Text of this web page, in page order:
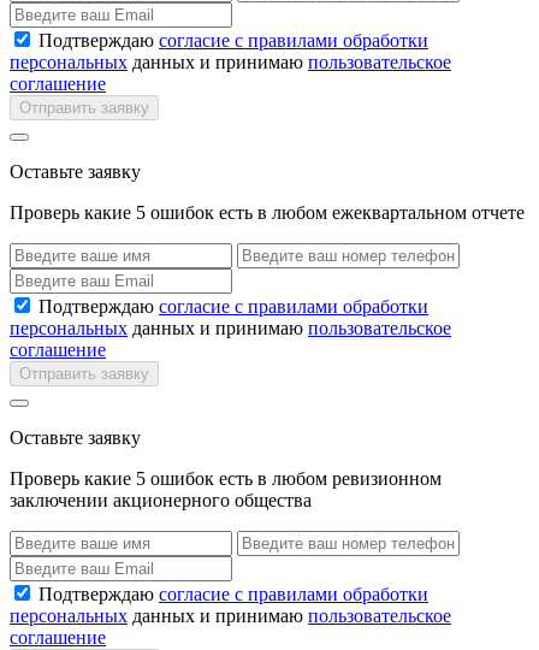
Подтверждаю согласие с правилами обработки
персональных данных и принимаю пользовательское
соглашение
Отправить заявку
Оставьте заявку
Проверь какие 5 ошибок есть в любом ежеквартальном отчете
Подтверждаю согласие с правилами обработки
персональных данных и принимаю пользовательское
соглашение
Отправить заявку
Оставьте заявку
Проверь какие 5 ошибок есть в любом ревизионном
заключении акционерного общества
Подтверждаю согласие с правилами обработки
персональных данных и принимаю пользовательское
соглашение